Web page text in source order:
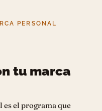
PERSONAL
tu marca
es el programa que